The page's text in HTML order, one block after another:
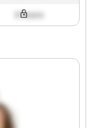
X hours